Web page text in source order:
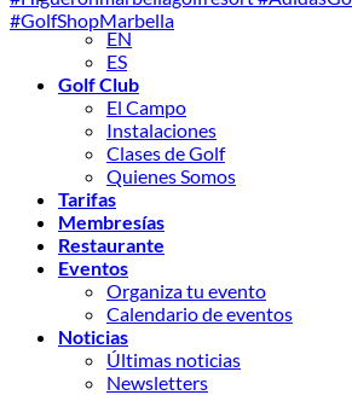
EN
ES
Golf Club
El Campo
Instalaciones
Clases de Golf
Quienes Somos
Tarifas
Membresías
Restaurante
Eventos
Organiza tu evento
Calendario de eventos
Noticias
Últimas noticias
Newsletters